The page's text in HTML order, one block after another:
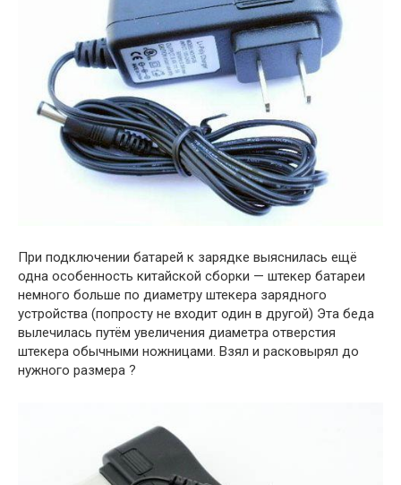
При подключении батарей к зарядке выяснилась ещё
одна особенность китайской сборки — штекер батареи
немного больше по диаметру штекера зарядного
устройства (попросту не входит один в другой) Эта беда
вылечилась путём увеличения диаметра отверстия
штекера обычными ножницами. Взял и расковырял до
нужного размера ?